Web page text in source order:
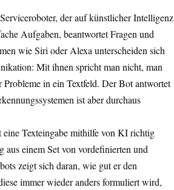
der auf künstlicher Intelligenz
Aufgaben, beantwortet Fragen und
wie Siri oder Alexa unterscheiden sich
Mit ihnen spricht man nicht, man
in ein Textfeld. Der Bot antwortet
ist aber durchaus
eine Texteingabe mithilfe von KI richtig
aus einem Set von vordefinierten und
zeigt sich daran, wie gut er den
immer wieder anders formuliert wird,